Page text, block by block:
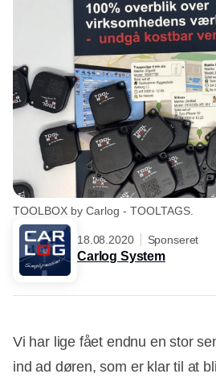
TOOLBOX by Carlog - TOOLTAGS.
18.08.2020 Sponseret
Carlog System
Vi har lige fået endnu en stor
ind ad døren, som er klar til at